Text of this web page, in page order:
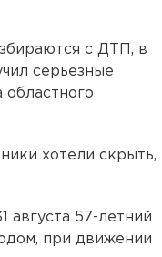
с ДТП, в
серьезные
хотели скрыть,
августа 57-летний
при движении